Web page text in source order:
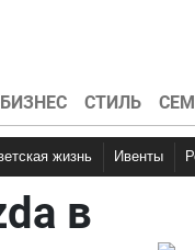
СТИЛЬ
жизнь Ивенты
в